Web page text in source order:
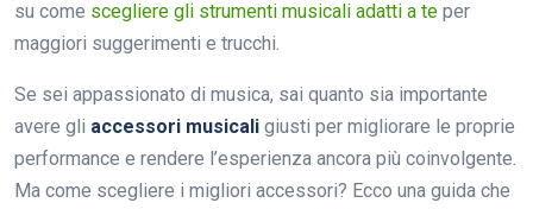
su come scegliere gli strumenti musicali adatti a te per
maggiori suggerimenti e trucchi.
Se sei appassionato di musica, sai quanto sia importante
avere gli accessori musicali giusti per migliorare le proprie
performance e rendere l’esperienza ancora più coinvolgente.
Ma come scegliere i migliori accessori? Ecco una guida che